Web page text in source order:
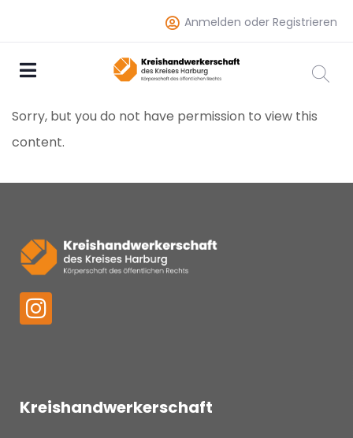
Anmelden oder Registrieren
Sorry, but you do not have permission to view this
content.
Kreishandwerkerschaft